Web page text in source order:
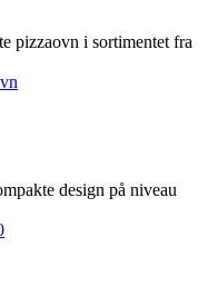
pizzaovn i sortimentet fra
design på niveau